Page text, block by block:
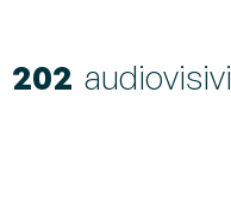
328 audiovisivi